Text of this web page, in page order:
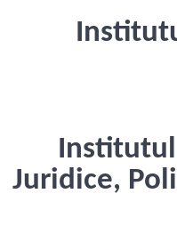
Juridice,